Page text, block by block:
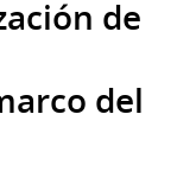
de
del